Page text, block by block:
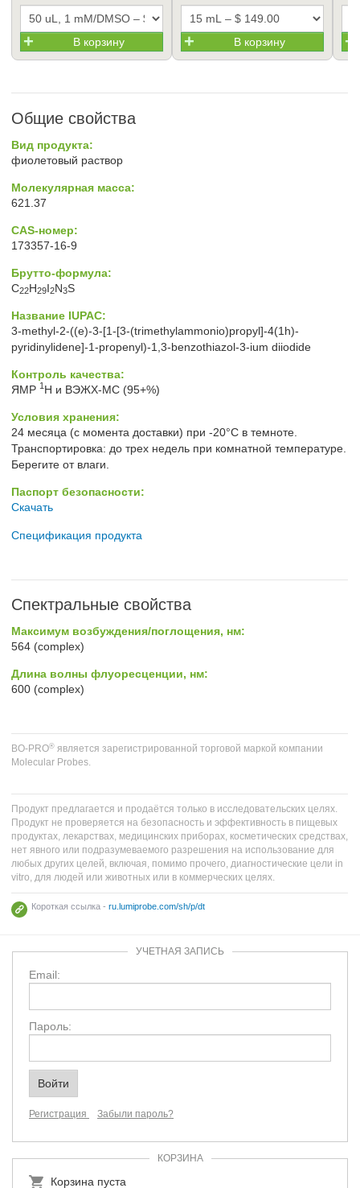
В корзину В корзину
Общие свойства
Вид продукта:
фиолетовый раствор
Молекулярная масса:
621.37
CAS-номер:
173357-16-9
Брутто-формула:
C22H29I2N3S
Название IUPAC:
3-methyl-2-((e)-3-[1-[3-(trimethylammonio)propyl]-4(1h)-
pyridinylidene]-1-propenyl)-1,3-benzothiazol-3-ium diiodide
Контроль качества:
ЯМР 1 H и ВЭЖХ-МС (95+%)
Условия хранения:
24 месяца (с момента доставки) при -20°C в темноте.
Транспортировка: до трех недель при комнатной температуре.
Берегите от влаги.
Паспорт безопасности:
Скачать
Спецификация продукта
Спектральные свойства
Максимум возбуждения/поглощения, нм:
564 (complex)
Длина волны флуоресценции, нм:
600 (complex)
BO-PRO® является зарегистрированной торговой маркой компании
Molecular Probes.
Продукт предлагается и продаётся только в исследовательских целях.
Продукт не проверяется на безопасность и эффективность в пищевых
продуктах, лекарствах, медицинских приборах, косметических средствах,
нет явного или подразумеваемого разрешения на использование для
любых других целей, включая, помимо прочего, диагностические цели in
vitro, для людей или животных или в коммерческих целях.
Короткая ссылка - ru.lumiprobe.com/sh/p/dt
УЧЕТНАЯ ЗАПИСЬ
Email:
Пароль:
Регистрация Забыли пароль?
КОРЗИНА
Корзина пуста